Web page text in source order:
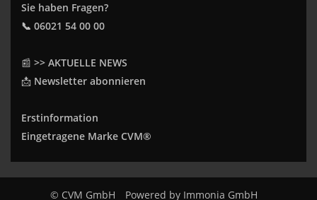
Sie haben Fragen?
📞 06021 54 00 00
📰 >> AKTUELLE NEWS
📩 Newsletter abonnieren
Erstinformation
Eingetragene Marke CVM®
© CVM GmbH Powered by Immonia GmbH